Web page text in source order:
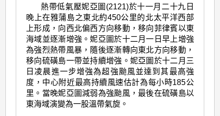
熱帶低氣壓妮亞圖(2121)於十一月二十九日
晚上在雅蒲島之東北約450公里的北太平洋西部
上形成，向西北偏西方向移動，移向菲律賓以東
海域並逐漸增強。妮亞圖於十二月一日早上增強
為強烈熱帶風暴，隨後逐漸轉向東北方向移動，
移向硫磺島一帶並持續增強。妮亞圖於十二月三
日凌晨進一步增強為超強颱風並達到其最高強
度，中心附近最高持續風速估計為每小時185公
里。當晚妮亞圖減弱為強颱風，最後在硫磺島以
東海域演變為一股溫帶氣旋。